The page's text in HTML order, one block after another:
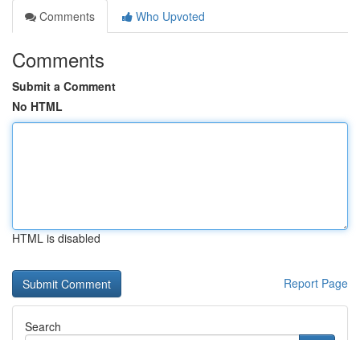
Comments
Who Upvoted
Comments
Submit a Comment
No HTML
HTML is disabled
Report Page
Search